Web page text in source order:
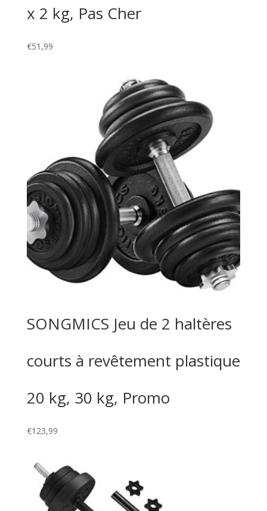
x 2 kg, Pas Cher
€51,99
SONGMICS Jeu de 2 haltères
courts à revêtement plastique
20 kg, 30 kg, Promo
€123,99